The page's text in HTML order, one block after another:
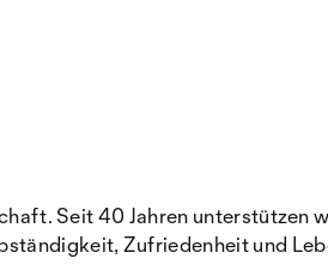
Seit 40 Jahren unterstützen
Zufriedenheit und